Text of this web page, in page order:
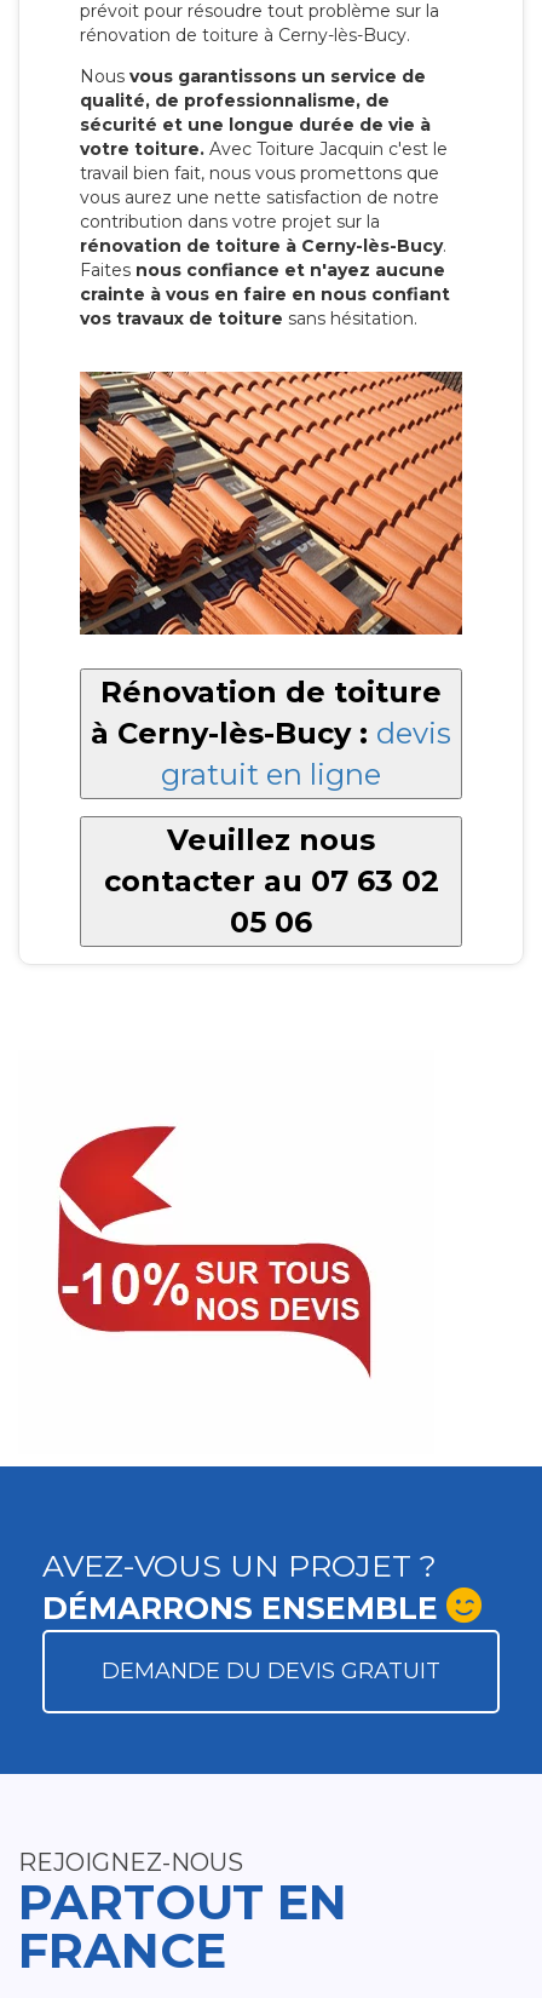
prévoit pour résoudre tout problème sur la
rénovation de toiture à Cerny-lès-Bucy.
Nous vous garantissons un service de
qualité, de professionnalisme, de
sécurité et une longue durée de vie à
votre toiture. Avec Toiture Jacquin c'est le
travail bien fait, nous vous promettons que
vous aurez une nette satisfaction de notre
contribution dans votre projet sur la
rénovation de toiture à Cerny-lès-Bucy.
Faites nous confiance et n'ayez aucune
crainte à vous en faire en nous confiant
vos travaux de toiture sans hésitation.
Rénovation de toiture
à Cerny-lès-Bucy : devis
gratuit en ligne
Veuillez nous
contacter au 07 63 02
05 06
AVEZ-VOUS UN PROJET ?
DÉMARRONS ENSEMBLE
DEMANDE DU DEVIS GRATUIT
REJOIGNEZ-NOUS
PARTOUT EN
FRANCE